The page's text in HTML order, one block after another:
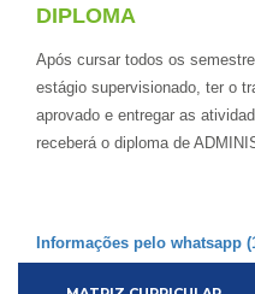
DIPLOMA
Após cursar todos os
estágio supervisionado, ter o
aprovado e entregar as
receberá o diploma de
Informações pelo whatsapp